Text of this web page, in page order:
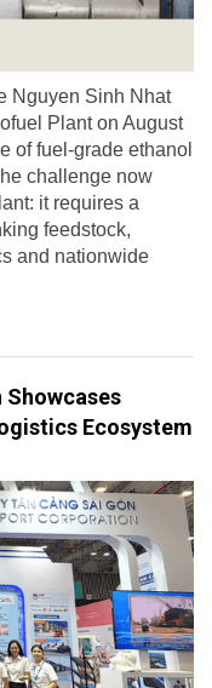
Nguyen Sinh Nhat
Plant on August
of fuel-grade ethanol
challenge now
it requires a
feedstock,
and nationwide
Ecosystem